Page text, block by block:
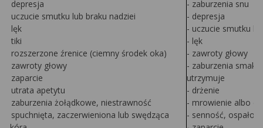
- depresja
- uczucie smutku lub braku nadziei
- lęk
- tiki
- rozszerzone źrenice (ciemny środek oka)
- zawroty głowy
- zaparcie
- utrata apetytu
- zaburzenia żołądkowe, niestrawność
- spuchnięta, zaczerwieniona lub swędząca
- zaburzenia snu
- depresja
- uczucie smutku
- lęk
- zawroty głowy
- zaburzenia
utrzymuje
- drżenie
- mrowienie albo
- senność,